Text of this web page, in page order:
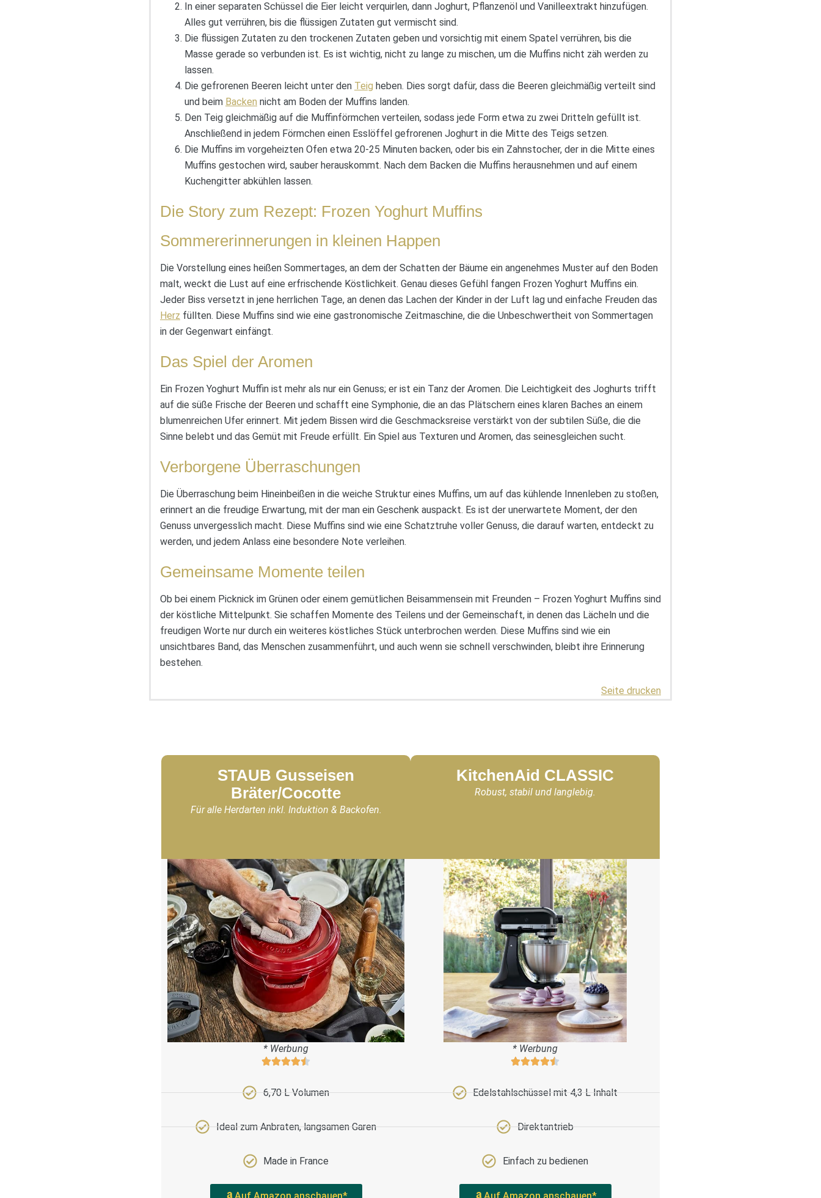
In einer separaten Schüssel die Eier leicht verquirlen, dann Joghurt, Pflanzenöl und Vanilleextrakt hinzufügen.
Alles gut verrühren, bis die flüssigen Zutaten gut vermischt sind.
Die flüssigen Zutaten zu den trockenen Zutaten geben und vorsichtig mit einem Spatel verrühren, bis die
Masse gerade so verbunden ist. Es ist wichtig, nicht zu lange zu mischen, um die Muffins nicht zäh werden zu
lassen.
Die gefrorenen Beeren leicht unter den Teig heben. Dies sorgt dafür, dass die Beeren gleichmäßig verteilt sind
und beim Backen nicht am Boden der Muffins landen.
Den Teig gleichmäßig auf die Muffinförmchen verteilen, sodass jede Form etwa zu zwei Dritteln gefüllt ist.
Anschließend in jedem Förmchen einen Esslöffel gefrorenen Joghurt in die Mitte des Teigs setzen.
Die Muffins im vorgeheizten Ofen etwa 20-25 Minuten backen, oder bis ein Zahnstocher, der in die Mitte eines
Muffins gestochen wird, sauber herauskommt. Nach dem Backen die Muffins herausnehmen und auf einem
Kuchengitter abkühlen lassen.
Die Story zum Rezept: Frozen Yoghurt Muffins
Sommererinnerungen in kleinen Happen
Die Vorstellung eines heißen Sommertages, an dem der Schatten der Bäume ein angenehmes Muster auf den Boden
malt, weckt die Lust auf eine erfrischende Köstlichkeit. Genau dieses Gefühl fangen Frozen Yoghurt Muffins ein.
Jeder Biss versetzt in jene herrlichen Tage, an denen das Lachen der Kinder in der Luft lag und einfache Freuden das
Herz füllten. Diese Muffins sind wie eine gastronomische Zeitmaschine, die die Unbeschwertheit von Sommertagen
in der Gegenwart einfängt.
Das Spiel der Aromen
Ein Frozen Yoghurt Muffin ist mehr als nur ein Genuss; er ist ein Tanz der Aromen. Die Leichtigkeit des Joghurts trifft
auf die süße Frische der Beeren und schafft eine Symphonie, die an das Plätschern eines klaren Baches an einem
blumenreichen Ufer erinnert. Mit jedem Bissen wird die Geschmacksreise verstärkt von der subtilen Süße, die die
Sinne belebt und das Gemüt mit Freude erfüllt. Ein Spiel aus Texturen und Aromen, das seinesgleichen sucht.
Verborgene Überraschungen
Die Überraschung beim Hineinbeißen in die weiche Struktur eines Muffins, um auf das kühlende Innenleben zu stoßen,
erinnert an die freudige Erwartung, mit der man ein Geschenk auspackt. Es ist der unerwartete Moment, der den
Genuss unvergesslich macht. Diese Muffins sind wie eine Schatztruhe voller Genuss, die darauf warten, entdeckt zu
werden, und jedem Anlass eine besondere Note verleihen.
Gemeinsame Momente teilen
Ob bei einem Picknick im Grünen oder einem gemütlichen Beisammensein mit Freunden – Frozen Yoghurt Muffins sind
der köstliche Mittelpunkt. Sie schaffen Momente des Teilens und der Gemeinschaft, in denen das Lächeln und die
freudigen Worte nur durch ein weiteres köstliches Stück unterbrochen werden. Diese Muffins sind wie ein
unsichtbares Band, das Menschen zusammenführt, und auch wenn sie schnell verschwinden, bleibt ihre Erinnerung
bestehen.
Seite drucken
STAUB Gusseisen
Bräter/Cocotte
Für alle Herdarten inkl. Induktion & Backofen.
* Werbung
6,70 L Volumen
Ideal zum Anbraten, langsamen Garen
Made in France
KitchenAid CLASSIC
Robust, stabil und langlebig.
* Werbung
Edelstahlschüssel mit 4,3 L Inhalt
Direktantrieb
Einfach zu bedienen